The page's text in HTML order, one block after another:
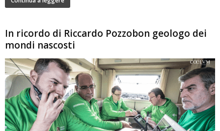
In ricordo di Riccardo Pozzobon geologo dei
mondi nascosti